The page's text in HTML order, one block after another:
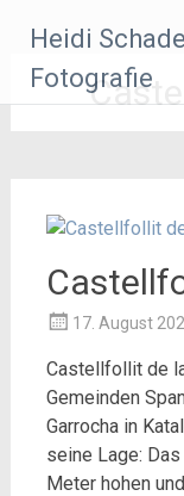
Inhalt
springen
Heidi Schade
Fotografie
17. August
Castellfollit de
Gemeinden
Garrocha in
seine Lage:
Meter hohen